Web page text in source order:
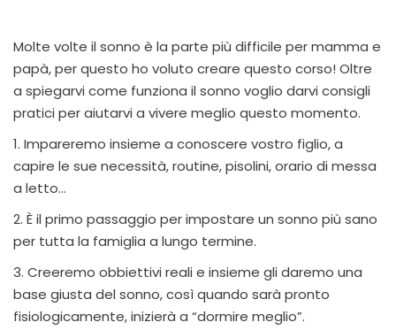
Molte volte il sonno è la parte più difficile per mamma e
papà, per questo ho voluto creare questo corso! Oltre
a spiegarvi come funziona il sonno voglio darvi consigli
pratici per aiutarvi a vivere meglio questo momento.
Impareremo insieme a conoscere vostro figlio, a
capire le sue necessità, routine, pisolini, orario di messa
a letto…
È il primo passaggio per impostare un sonno più sano
per tutta la famiglia a lungo termine.
Creeremo obbiettivi reali e insieme gli daremo una
base giusta del sonno, così quando sarà pronto
fisiologicamente, inizierà a “dormire meglio”.